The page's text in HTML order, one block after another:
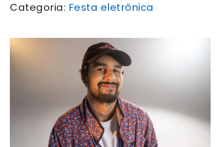
Categoria: Festa eletrônica